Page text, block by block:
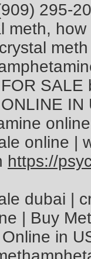
295-
meth,
online |
https://
dubai |
| Buy
in